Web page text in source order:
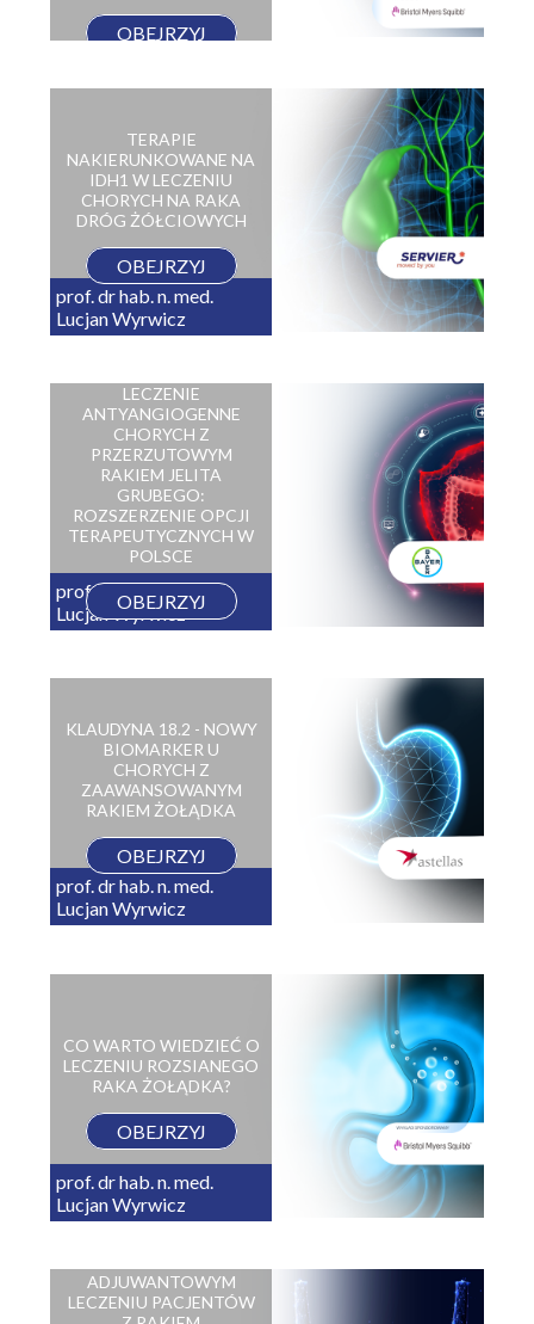
OBEJRZYJ
TERAPIE
NAKIERUNKOWANE NA
IDH1 W LECZENIU
CHORYCH NA RAKA
DRÓG ŻÓŁCIOWYCH
OBEJRZYJ
prof. dr hab. n. med.
Lucjan Wyrwicz
LECZENIE
ANTYANGIOGENNE
CHORYCH Z
PRZERZUTOWYM
RAKIEM JELITA
GRUBEGO:
ROZSZERZENIE OPCJI
TERAPEUTYCZNYCH W
POLSCE
OBEJRZYJ
prof. dr hab. n. med.
Lucjan Wyrwicz
KLAUDYNA 18.2 - NOWY
BIOMARKER U
CHORYCH Z
ZAAWANSOWANYM
RAKIEM ŻOŁĄDKA
OBEJRZYJ
prof. dr hab. n. med.
Lucjan Wyrwicz
CO WARTO WIEDZIEĆ O
LECZENIU ROZSIANEGO
RAKA ŻOŁĄDKA?
OBEJRZYJ
prof. dr hab. n. med.
Lucjan Wyrwicz
ADJUWANTOWYM
LECZENIU PACJENTÓW